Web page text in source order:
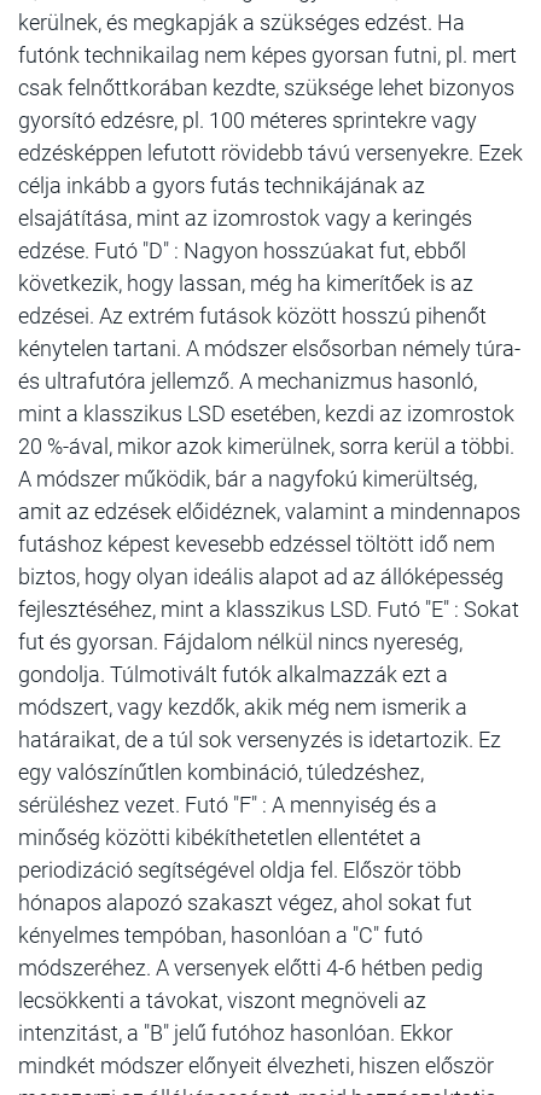
kerülnek, és megkapják a szükséges edzést. Ha
futónk technikailag nem képes gyorsan futni, pl. mert
csak felnőttkorában kezdte, szüksége lehet bizonyos
gyorsító edzésre, pl. 100 méteres sprintekre vagy
edzésképpen lefutott rövidebb távú versenyekre. Ezek
célja inkább a gyors futás technikájának az
elsajátítása, mint az izomrostok vagy a keringés
edzése. Futó "D" : Nagyon hosszúakat fut, ebből
következik, hogy lassan, még ha kimerítőek is az
edzései. Az extrém futások között hosszú pihenőt
kénytelen tartani. A módszer elsősorban némely túra-
és ultrafutóra jellemző. A mechanizmus hasonló,
mint a klasszikus LSD esetében, kezdi az izomrostok
20 %-ával, mikor azok kimerülnek, sorra kerül a többi.
A módszer működik, bár a nagyfokú kimerültség,
amit az edzések előidéznek, valamint a mindennapos
futáshoz képest kevesebb edzéssel töltött idő nem
biztos, hogy olyan ideális alapot ad az állóképesség
fejlesztéséhez, mint a klasszikus LSD. Futó "E" : Sokat
fut és gyorsan. Fájdalom nélkül nincs nyereség,
gondolja. Túlmotivált futók alkalmazzák ezt a
módszert, vagy kezdők, akik még nem ismerik a
határaikat, de a túl sok versenyzés is idetartozik. Ez
egy valószínűtlen kombináció, túledzéshez,
sérüléshez vezet. Futó "F" : A mennyiség és a
minőség közötti kibékíthetetlen ellentétet a
periodizáció segítségével oldja fel. Először több
hónapos alapozó szakaszt végez, ahol sokat fut
kényelmes tempóban, hasonlóan a "C" futó
módszeréhez. A versenyek előtti 4-6 hétben pedig
lecsökkenti a távokat, viszont megnöveli az
intenzitást, a "B" jelű futóhoz hasonlóan. Ekkor
mindkét módszer előnyeit élvezheti, hiszen először